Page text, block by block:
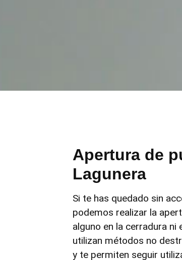
Apertura de
Lagunera
Si te has quedado sin
podemos realizar la
alguno en la cerradura
utilizan métodos no
y te permiten seguir